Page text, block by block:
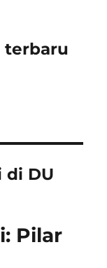
terbaru
DU
Pilar